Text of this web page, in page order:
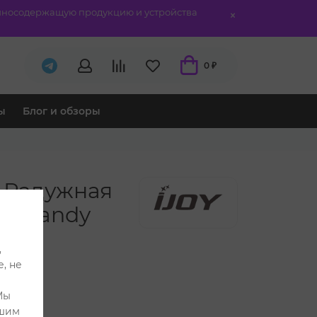
продукцию и устройства
0 ₽
Блог и обзоры
Радужная
Candy
не